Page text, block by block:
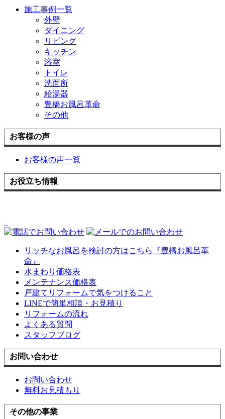
施工事例一覧
外壁
ダイニング
リビング
キッチン
浴室
トイレ
洗面所
給湯器
豊橋お風呂革命
その他
お客様の声
お客様の声一覧
お役立ち情報
リッチなお風呂を検討の方はこちら『豊橋お風呂革
命』
水まわり価格表
メンテナンス価格表
戸建てリフォームで気をつけること
LINEで簡単相談・お見積り
リフォームの流れ
よくある質問
スタッフブログ
お問い合わせ
お問い合わせ
無料お見積もり
その他の事業